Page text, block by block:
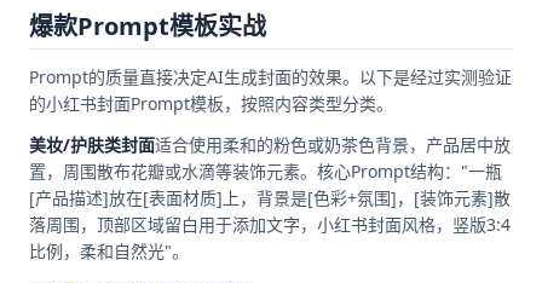
爆款Prompt模板实战
Prompt的质量直接决定AI生成封面的效果。以下是经过实测验证
的小红书封面Prompt模板，按照内容类型分类。
美妆/护肤类封面适合使用柔和的粉色或奶茶色背景，产品居中放
置，周围散布花瓣或水滴等装饰元素。核心Prompt结构："一瓶
[产品描述]放在[表面材质]上，背景是[色彩+氛围]，[装饰元素]散
落周围，顶部区域留白用于添加文字，小红书封面风格，竖版3:4
比例，柔和自然光"。